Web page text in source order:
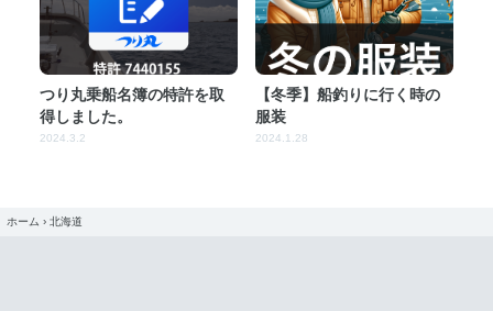
つり丸乗船名簿の特許を取
得しました。
2024.3.2
【冬季】船釣りに行く時の
服装
2024.1.28
ホーム › 北海道